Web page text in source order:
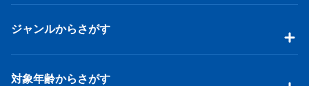
ジャンルからさがす
対象年齢からさがす